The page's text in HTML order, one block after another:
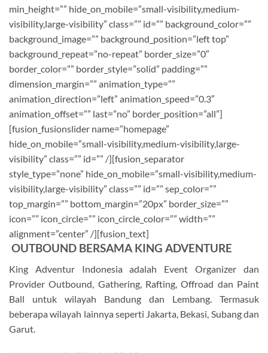
min_height=”” hide_on_mobile=”small-visibility,medium-
visibility,large-visibility” class=”” id=”” background_color=””
background_image=”” background_position=”left top”
background_repeat=”no-repeat” border_size=”0″
border_color=”” border_style=”solid” padding=””
dimension_margin=”” animation_type=””
animation_direction=”left” animation_speed=”0.3″
animation_offset=”” last=”no” border_position=”all”]
[fusion_fusionslider name=”homepage”
hide_on_mobile=”small-visibility,medium-visibility,large-
visibility” class=”” id=”” /][fusion_separator
style_type=”none” hide_on_mobile=”small-visibility,medium-
visibility,large-visibility” class=”” id=”” sep_color=””
top_margin=”” bottom_margin=”20px” border_size=””
icon=”” icon_circle=”” icon_circle_color=”” width=””
alignment=”center” /][fusion_text]
OUTBOUND BERSAMA KING ADVENTURE
King Adventur Indonesia adalah Event Organizer dan
Provider Outbound, Gathering, Rafting, Offroad dan Paint
Ball untuk wilayah Bandung dan Lembang. Termasuk
beberapa wilayah lainnya seperti Jakarta, Bekasi, Subang dan
Garut.